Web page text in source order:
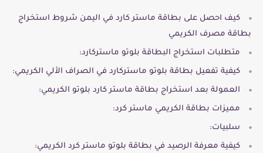
كيف احصل على بطاقة ماستر كارد في اليمن شروط استخراج
بطاقة مصرف الكريمي
متطلبات استخراج البطاقة بلوتو ماستركارد:
كيفية تفعيل بطاقة بلوتو ماستركارد في الصراف الألي الكريمي:
العمولة بعد استخراج بطاقة ماستر كارد بلوتو الكريمي:
مميزات بطاقة الكريمي ماستر كرد:
سلبيات:
كيفية معرفة الرصيد في بطاقة بلوتو ماستر كرد الكريمي: